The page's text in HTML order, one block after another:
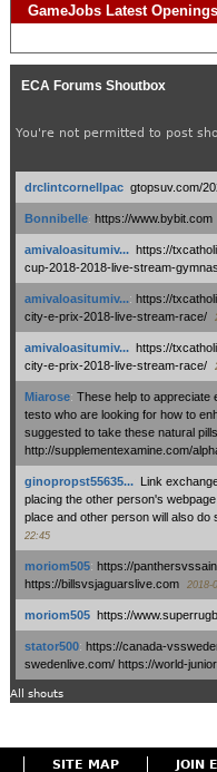
GameJobs Latest Openings
ECA Forums Shoutbox
You're not permitted to post
drclintcornellpac: gtopsuv.com/
Bonnibelle: https://www.bybit.com
amivaloasitumiv...: https://
cup-2018-2018-live-stream-
amivaloasitumiv...: https://
city-e-prix-2018-live-stream-race/
amivaloasitumiv...: https://
city-e-prix-2018-live-stream-race/
Miarose: These help to appreciate
testo who are looking for how to
suggested to take these natural
http://supplementexamine.com/
ginopropst55635...: Link
placing the other person's
place and other person will also do
22:45
moriom505: https://
https://billsvsjaguarslive.com
2018-
moriom505: https://
stator500: https://canada-
swedenlive.com/ https://world-
All shouts
SITE MAP JOIN